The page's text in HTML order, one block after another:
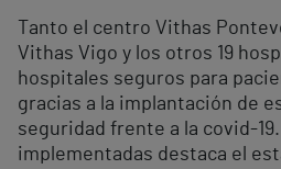
Tanto el centro Vithas
Vithas Vigo y los otros 19
hospitales seguros para
gracias a la implantación de
seguridad frente a la covid-
implementadas destaca el